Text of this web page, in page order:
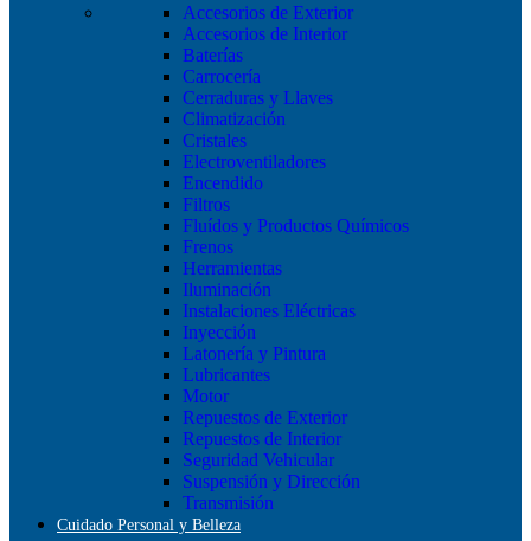
Accesorios de Exterior
Accesorios de Interior
Baterías
Carrocería
Cerraduras y Llaves
Climatización
Cristales
Electroventiladores
Encendido
Filtros
Fluídos y Productos Químicos
Frenos
Herramientas
Iluminación
Instalaciones Eléctricas
Inyección
Latonería y Pintura
Lubricantes
Motor
Repuestos de Exterior
Repuestos de Interior
Seguridad Vehicular
Suspensión y Dirección
Transmisión
Cuidado Personal y Belleza